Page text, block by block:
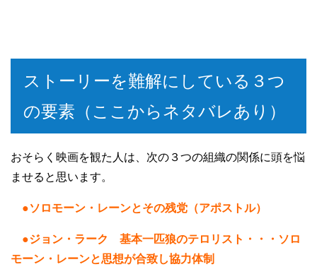
ストーリーを難解にしている３つ
の要素（ここからネタバレあり）
おそらく映画を観た人は、次の３つの組織の関係に頭を悩
ませると思います。
●ソロモーン・レーンとその残党（アポストル）
●ジョン・ラーク 基本一匹狼のテロリスト・・・ソロ
モーン・レーンと思想が合致し協力体制